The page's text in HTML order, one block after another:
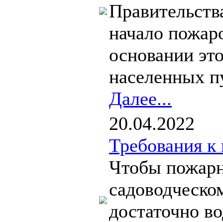
начало
основании
населенных
Далее...
20.04.2022
Требования
Чтобы
достаточно